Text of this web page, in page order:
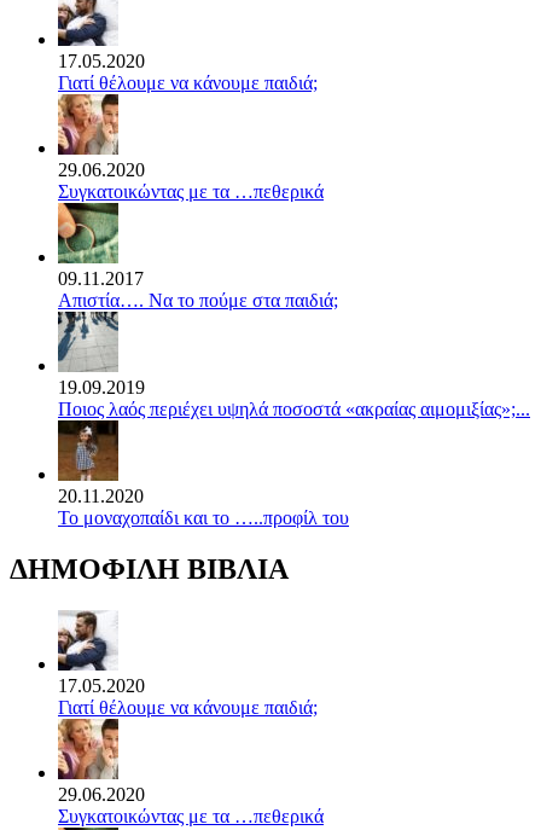
17.05.2020
Γιατί θέλουμε να κάνουμε παιδιά;
29.06.2020
Συγκατοικώντας με τα …πεθερικά
09.11.2017
Απιστία…. Να το πούμε στα παιδιά;
19.09.2019
Ποιος λαός περιέχει υψηλά ποσοστά «ακραίας αιμομιξίας»;...
20.11.2020
Το μοναχοπαίδι και το …..προφίλ του
ΔΗΜΟΦΙΛΗ ΒΙΒΛΙΑ
17.05.2020
Γιατί θέλουμε να κάνουμε παιδιά;
29.06.2020
Συγκατοικώντας με τα …πεθερικά